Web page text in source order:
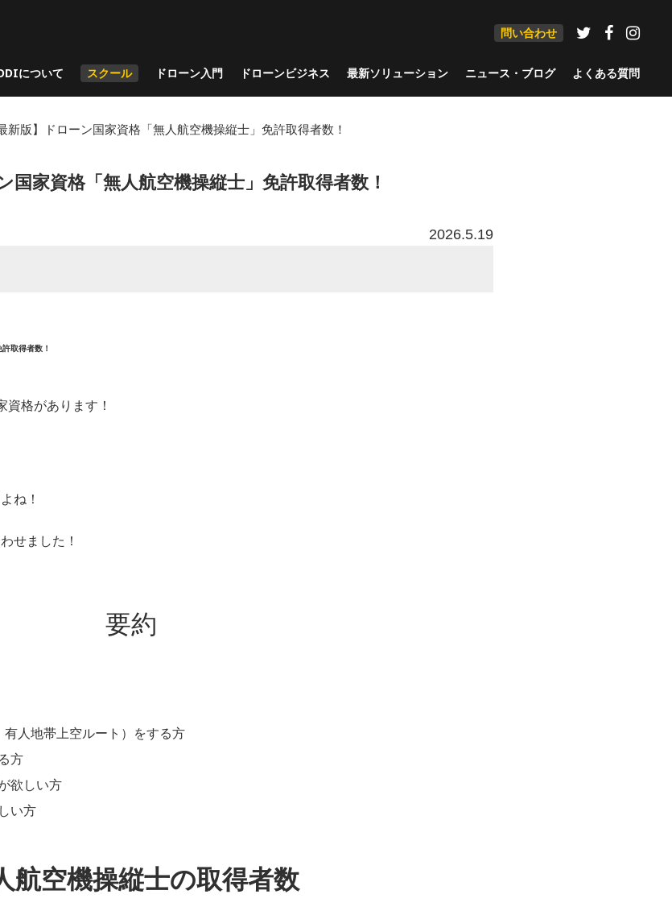
について スクール ドローン入門 ドローンビジネス 最新ソリューション ニュース・ブログ よくある質問
問い合わせ
新版】ドローン国家資格「無人航空機操縦士」免許取得者数！
国家資格「無人航空機操縦士」免許取得者数！
2026.5.19
取得者数！
資格があります！
ね！
せました！
要約
人地帯上空ルート）をする方
方
欲しい方
い方
航空機操縦士の取得者数